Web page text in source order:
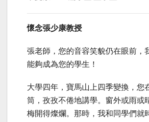
懷念張少康教授
張老師，您的音容笑貌仍在眼前，
能夠成為您的學生！
大學四年，寶馬山上四季變換，您
筒，孜孜不倦地講學。窗外或雨或
梅開得燦爛。那時，我和同學們就